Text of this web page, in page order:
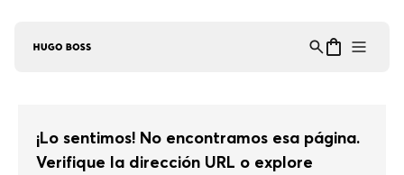
¡Lo sentimos! No encontramos esa página.
Verifique la dirección URL o explore
Asistente Virtual
en línea ⋮